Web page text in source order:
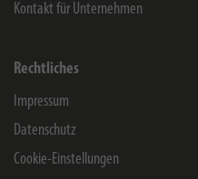
Kontakt für Unternehmen
Rechtliches
Impressum
Datenschutz
Cookie-Einstellungen